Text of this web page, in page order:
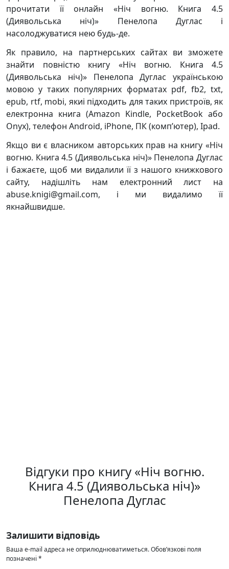
прочитати її онлайн «Ніч вогню. Книга 4.5
(Диявольська ніч)» Пенелопа Дуглас і
насолоджуватися нею будь-де.
Як правило, на партнерських сайтах ви зможете
знайти повністю книгу «Ніч вогню. Книга 4.5
(Диявольська ніч)» Пенелопа Дуглас українською
мовою у таких популярних форматах pdf, fb2, txt,
epub, rtf, mobi, якиі підходить для таких пристроїв, як
електронна книга (Amazon Kindle, PocketBook або
Onyx), телефон Android, iPhone, ПК (комп’ютер), Ipad.
Якщо ви є власником авторських прав на книгу «Ніч
вогню. Книга 4.5 (Диявольська ніч)» Пенелопа Дуглас
і бажаєте, щоб ми видалили її з нашого книжкового
сайту, надішліть нам електронний лист на
abuse.knigi@gmail.com, і ми видалимо її
якнайшвидше.
Відгуки про книгу «Ніч вогню.
Книга 4.5 (Диявольська ніч)»
Пенелопа Дуглас
Залишити відповідь
Ваша e-mail адреса не оприлюднюватиметься.Обов’язкові поля
позначені *